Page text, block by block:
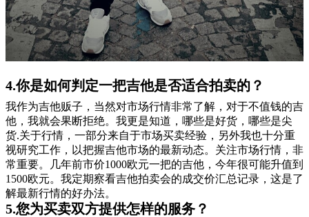
4.你是如何判定一把吉他是否适合拍卖的？
我作为吉他贩子，当然对市场行情非常了解，对于不值钱的吉
他，我就会果断拒绝。我更是知道，哪些是好货，哪些是尖
货.关于行情，一部分来自于市场买卖经验，另外我也十分重
视研究工作，以把握吉他市场的最新动态。关注市场行情，非
常重要。几年前市价1000欧元一把的吉他，今年很可能升值到
1500欧元。我定期察看吉他拍卖会的成交价汇总记录，这是了
解最新行情的好办法。
5.您为买卖双方提供怎样的服务？